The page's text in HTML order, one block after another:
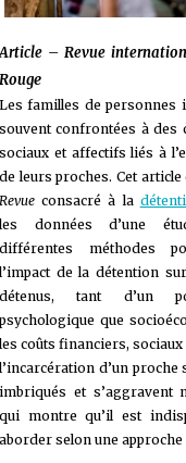
Article – Revue
Rouge
Les familles de personnes
souvent confrontées à des
sociaux et affectifs liés à
de leurs proches. Cet
Revueconsacré à la
les données d’une
différentes méthodes
l’impact de la détention
détenus, tant d’un
psychologique que
les coûts financiers,
l’incarcération d’un
imbriqués et s’aggravent
qui montre qu’il est
aborder selon une approche